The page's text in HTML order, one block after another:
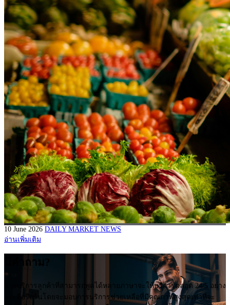
10 June 2026 DAILY MARKET NEWS
อ่านเพิ่มเติม
มีคำถาม?
ฝ่ายบริการลูกค้าที่สามารถพูดได้หลายภาษาจะให้บริการตลอด 24/5 อย่าง
กระตือรือร้นโดยจะมอบการบริการช่วยเหลือที่มีคุณภาพสูงสุดเท่าที่จะ